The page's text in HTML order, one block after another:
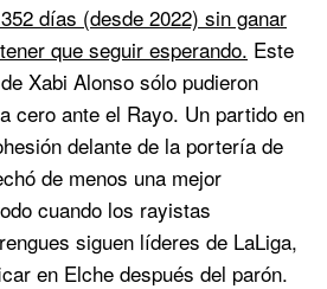
días (desde 2022) sin ganar
que seguir esperando. Este
Xabi Alonso sólo pudieron
cero ante el Rayo. Un partido en
delante de la portería de
de menos una mejor
cuando los rayistas
siguen líderes de LaLiga,
en Elche después del parón.